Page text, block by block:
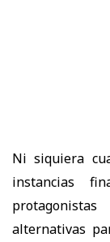
Ni siquiera
instancias
alternativas